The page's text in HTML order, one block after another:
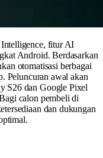
fitur AI
Android. Berdasarkan
otomatisasi berbagai
Peluncuran awal akan
S26 dan Google Pixel
calon pembeli di
dan dukungan